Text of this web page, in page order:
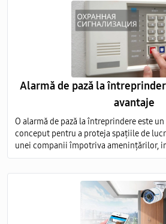
Alarmă de pază la
avantaje
O alarmă de pază la întreprindere este
conceput pentru a proteja spațiile de
unei companii împotriva amenințărilor,
evenimente nedorite.